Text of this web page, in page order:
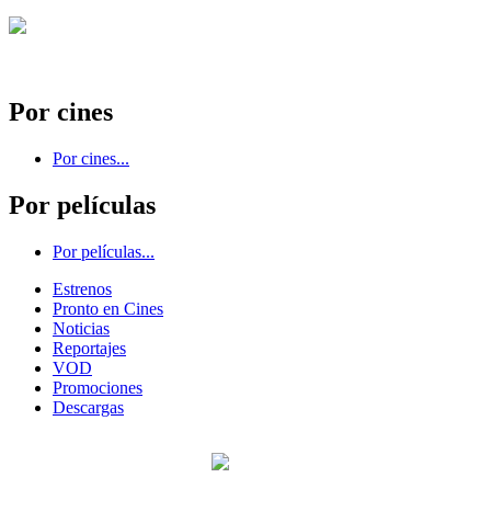
Por cines
Por cines...
Por películas
Por películas...
Estrenos
Pronto en Cines
Noticias
Reportajes
VOD
Promociones
Descargas